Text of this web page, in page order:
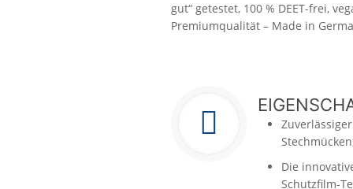
gut“ getestet, 100 % DEET-frei,
Premiumqualität – Made in
Die
Schutzfilm-